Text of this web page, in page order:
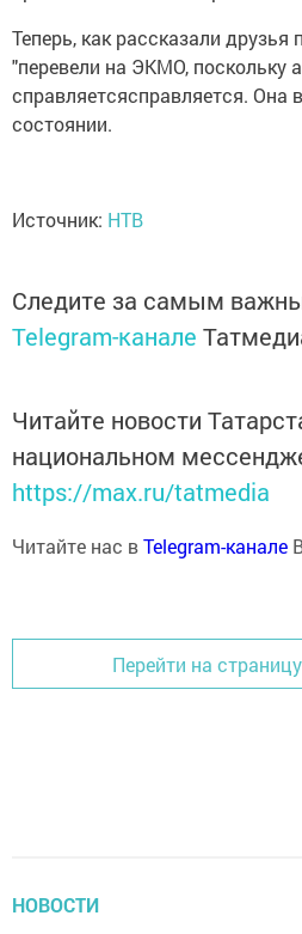
Теперь, как рассказали
"перевели на ЭКМО, поскольку
справляетсясправляется. Она
состоянии.
Источник: НТВ
Следите за самым
Telegram-канале
Читайте новости
национальном
https://max.ru/tatmedia
Читайте нас вTelegram-канале
Перейти на
НОВОСТИ